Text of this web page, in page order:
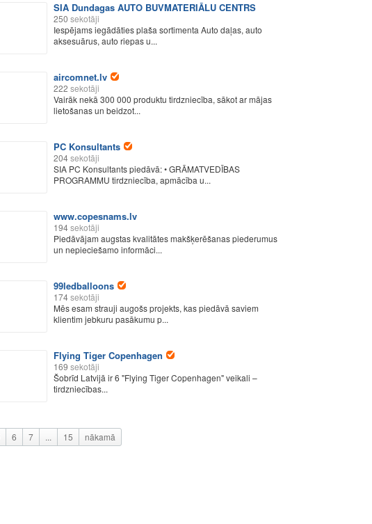
SIA Dundagas AUTO BUVMATERIĀLU CENTRS
250 sekotāji
Iespējams iegādāties plaša sortimenta Auto daļas, auto
aksesuārus, auto riepas u...
aircomnet.lv
222 sekotāji
Vairāk nekā 300 000 produktu tirdzniecība, sākot ar mājas
lietošanas un beidzot...
PC Konsultants
204sekotāji
SIA PC Konsultants piedāvā: • GRĀMATVEDĪBAS
PROGRAMMU tirdzniecība, apmācība u...
www.copesnams.lv
194sekotāji
Piedāvājam augstas kvalitātes makšķerēšanas piederumus
un nepieciešamo informāci...
99ledballoons
174sekotāji
Mēs esam strauji augošs projekts, kas piedāvā saviem
klientim jebkuru pasākumu p...
Flying Tiger Copenhagen
169 sekotāji
Šobrīd Latvijā ir 6 "Flying Tiger Copenhagen" veikali –
tirdzniecības...
6 7 ... 15 nākamā